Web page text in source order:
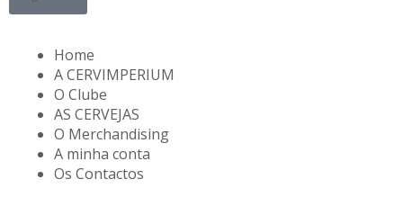
Home
A CERVIMPERIUM
O Clube
AS CERVEJAS
O Merchandising
A minha conta
Os Contactos